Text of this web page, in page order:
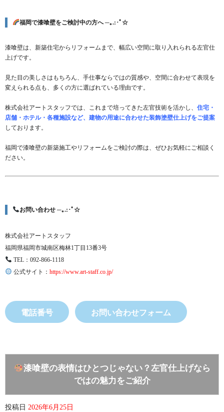
福岡で漆喰壁をご検討中の方へ ─｡.:･ﾟ☆
漆喰壁は、新築住宅からリフォームまで、幅広い空間に取り入れられる左官仕
上げです。
見た目の美しさはもちろん、手仕事ならではの質感や、空間に合わせて表現を
変えられる点も、多くの方に選ばれている理由です。
株式会社アートスタッフでは、これまで培ってきた左官技術を活かし、 住宅・
店舗・ホテル・各種施設など、建物の用途に合わせた装飾塗壁仕上げをご提案
しております。
福岡で漆喰壁の新築施工やリフォームをご検討の際は、ぜひお気軽にご相談く
ださい。
お問い合わせ ─｡.:･ﾟ☆
株式会社アートスタッフ
福岡県福岡市城南区梅林1丁目13番3号
TEL：092-866-1118
公式サイト： https://www.art-staff.co.jp/
電話番号 お問い合わせフォーム
漆喰壁の表情はひとつじゃない？左官仕上げなら
ではの魅力をご紹介
投稿日 2026年6月25日